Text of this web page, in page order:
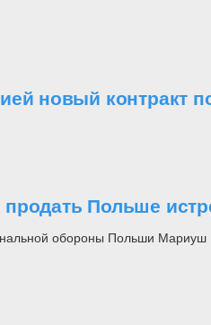
новый контракт
Польше
обороны Польши